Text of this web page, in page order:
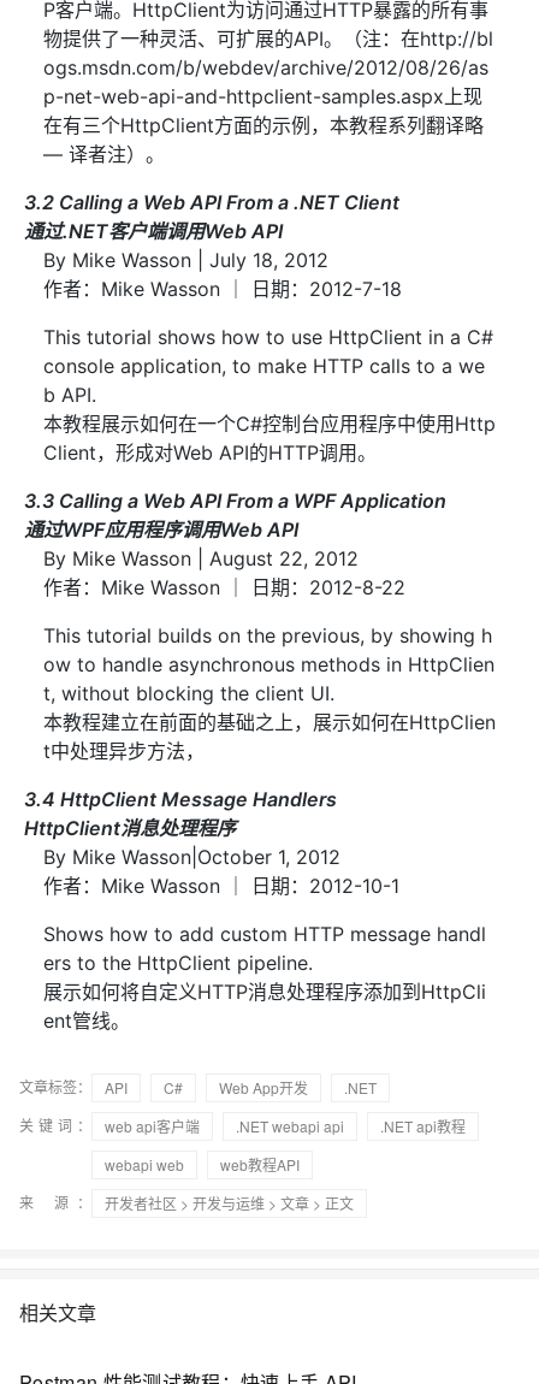
P客户端。HttpClient为访问通过HTTP暴露的所有事
物提供了一种灵活、可扩展的API。（注：在http://bl
ogs.msdn.com/b/webdev/archive/2012/08/26/as
p-net-web-api-and-httpclient-samples.aspx上现
在有三个HttpClient方面的示例，本教程系列翻译略
— 译者注）。
3.2 Calling a Web API From a .NET Client
通过.NET客户端调用Web API
By Mike Wasson | July 18, 2012
作者：Mike Wasson ｜ 日期：2012-7-18
This tutorial shows how to use HttpClient in a C#
console application, to make HTTP calls to a we
b API.
本教程展示如何在一个C#控制台应用程序中使用Http
Client，形成对Web API的HTTP调用。
3.3 Calling a Web API From a WPF Application
通过WPF应用程序调用Web API
By Mike Wasson | August 22, 2012
作者：Mike Wasson ｜ 日期：2012-8-22
This tutorial builds on the previous, by showing h
ow to handle asynchronous methods in HttpClien
t, without blocking the client UI.
本教程建立在前面的基础之上，展示如何在HttpClien
t中处理异步方法，
3.4 HttpClient Message Handlers
HttpClient消息处理程序
By Mike Wasson|October 1, 2012
作者：Mike Wasson ｜ 日期：2012-10-1
Shows how to add custom HTTP message handl
ers to the HttpClient pipeline.
展示如何将自定义HTTP消息处理程序添加到HttpCli
ent管线。
文章标签： API C# Web App开发
.NET
关键词：
web api客户端 .NET webapi api
.NET api教程
webapi web
web教程API
来 源：
开发者社区 > 开发与运维 > 文章 > 正文
相关文章